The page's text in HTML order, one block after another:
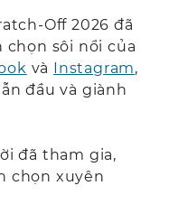
Off 2026 đã
chọn sôi nổi của
và Instagram,
đầu và giành
đã tham gia,
chọn xuyên